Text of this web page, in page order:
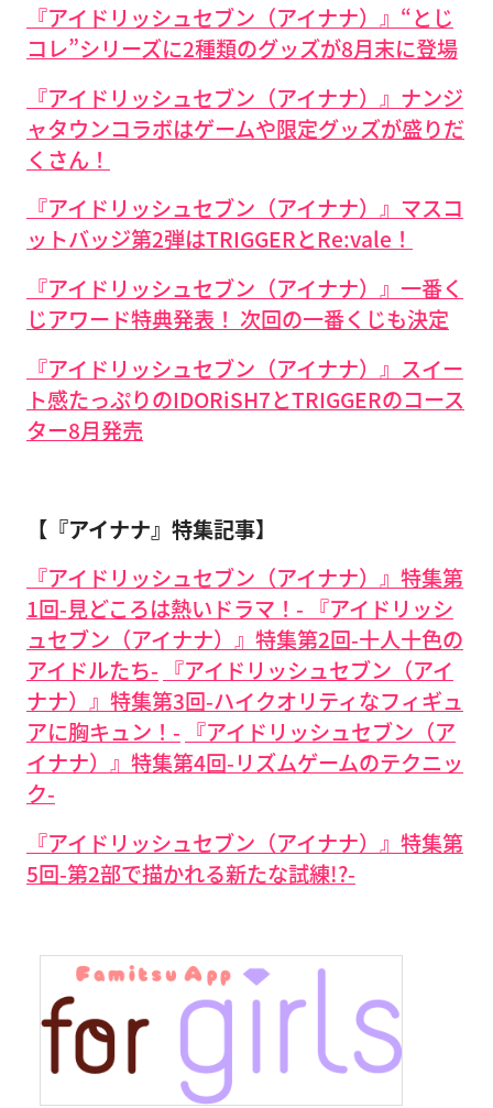
『アイドリッシュセブン（アイナナ）』“とじ
コレ”シリーズに2種類のグッズが8月末に登場
『アイドリッシュセブン（アイナナ）』ナンジ
ャタウンコラボはゲームや限定グッズが盛りだ
くさん！
『アイドリッシュセブン（アイナナ）』マスコ
ットバッジ第2弾はTRIGGERとRe:vale！
『アイドリッシュセブン（アイナナ）』一番く
じアワード特典発表！ 次回の一番くじも決定
『アイドリッシュセブン（アイナナ）』スイー
ト感たっぷりのIDORiSH7とTRIGGERのコース
ター8月発売
【『アイナナ』特集記事】
『アイドリッシュセブン（アイナナ）』特集第
1回-見どころは熱いドラマ！- 『アイドリッシ
ュセブン（アイナナ）』特集第2回-十人十色の
アイドルたち- 『アイドリッシュセブン（アイ
ナナ）』特集第3回-ハイクオリティなフィギュ
アに胸キュン！- 『アイドリッシュセブン（ア
イナナ）』特集第4回-リズムゲームのテクニッ
ク-
『アイドリッシュセブン（アイナナ）』特集第
5回-第2部で描かれる新たな試練!?-